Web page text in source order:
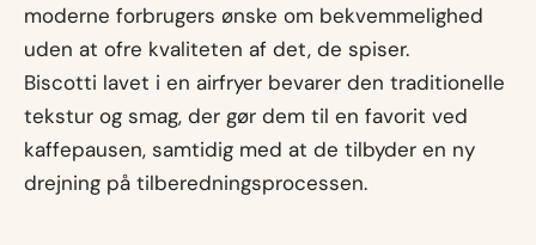
moderne forbrugers ønske om bekvemmelighed
uden at ofre kvaliteten af det, de spiser.
Biscotti lavet i en airfryer bevarer den traditionelle
tekstur og smag, der gør dem til en favorit ved
kaffepausen, samtidig med at de tilbyder en ny
drejning på tilberedningsprocessen.